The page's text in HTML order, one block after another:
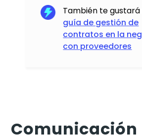
También te
guía de gestión de
contratos en la
con proveedores
Comunicación